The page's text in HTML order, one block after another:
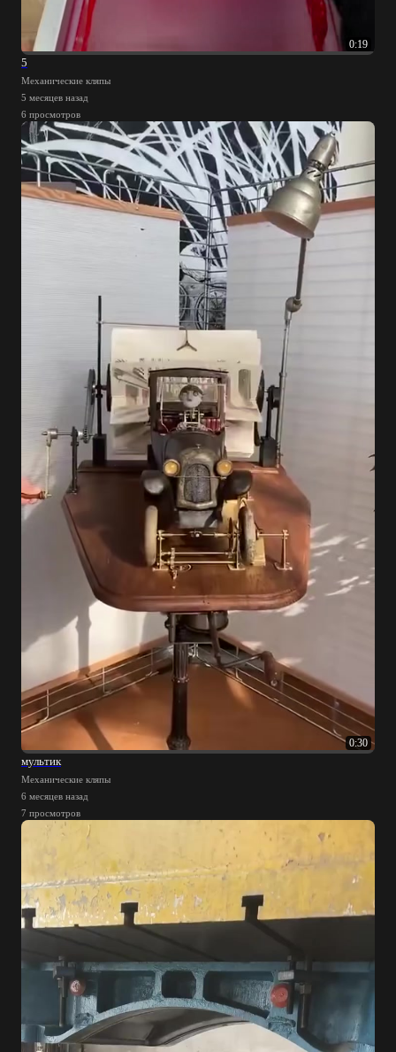
0:19
5
Механические кляпы
5 месяцев назад
6 просмотров
0:30
мультик
Механические кляпы
6 месяцев назад
7 просмотров